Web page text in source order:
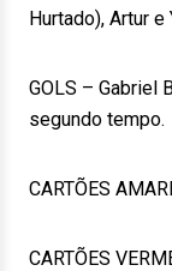
Hurtado), Artur
GOLS – Gabriel
segundo tempo.
CARTÕES
CARTÕES